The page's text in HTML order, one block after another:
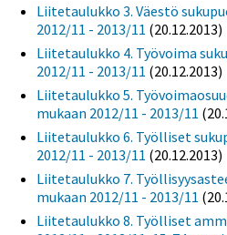
Liitetaulukko 3. Väestö
2012/11 - 2013/11 (20.12.2013)
Liitetaulukko 4. Työvoima
2012/11 - 2013/11 (20.12.2013)
Liitetaulukko 5.
mukaan 2012/11 - 2013/11
Liitetaulukko 6. Työlliset
2012/11 - 2013/11 (20.12.2013)
Liitetaulukko 7.
mukaan 2012/11 - 2013/11
Liitetaulukko 8. Työlliset